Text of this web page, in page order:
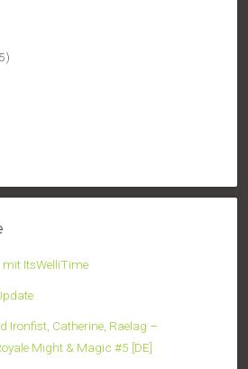
ItsWelliTime
Ironfist, Catherine, Raelag –
Might & Magic #5 [DE]